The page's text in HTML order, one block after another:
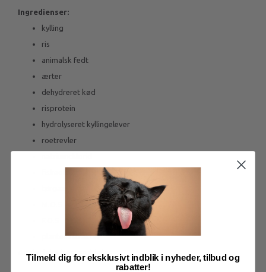
Ingredienser:
kylling
ris
animalsk fedt
ærter
dehydreret kød
risprotein
hydrolyseret kyllingelever
roetrevler
planteekstrakter
Analytiske bestanddele:
Tilmeld dig for eksklusivt indblik i nyheder, tilbud og
rabatter!